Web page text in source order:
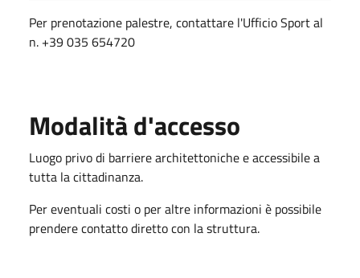
Per prenotazione palestre, contattare l'Ufficio Sport al
n. +39 035 654720
Modalità d'accesso
Luogo privo di barriere architettoniche e accessibile a
tutta la cittadinanza.
Per eventuali costi o per altre informazioni è possibile
prendere contatto diretto con la struttura.